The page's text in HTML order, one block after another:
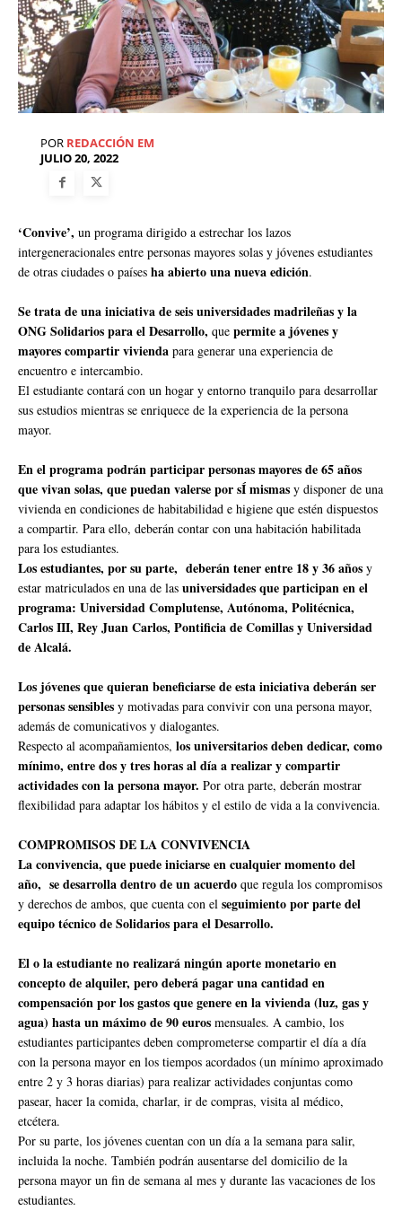
POR REDACCIÓN EM
JULIO 20, 2022
‘Convive’, un programa dirigido a estrechar los lazos
intergeneracionales entre personas mayores solas y jóvenes estudiantes
de otras ciudades o países ha abierto una nueva edición.
Se trata de una iniciativa de seis universidades madrileñas y la
ONG Solidarios para el Desarrollo, que permite a jóvenes y
mayores compartir vivienda para generar una experiencia de
encuentro e intercambio.
El estudiante contará con un hogar y entorno tranquilo para desarrollar
sus estudios mientras se enriquece de la experiencia de la persona
mayor.
En el programa podrán participar personas mayores de 65 años
que vivan solas, que puedan valerse por sÍ mismas y disponer de una
vivienda en condiciones de habitabilidad e higiene que estén dispuestos
a compartir. Para ello, deberán contar con una habitación habilitada
para los estudiantes.
Los estudiantes, por su parte, deberán tener entre 18 y 36 años y
estar matriculados en una de las universidades que participan en el
programa: Universidad Complutense, Autónoma, Politécnica,
Carlos III, Rey Juan Carlos, Pontificia de Comillas y Universidad
de Alcalá.
Los jóvenes que quieran beneficiarse de esta iniciativa deberán ser
personas sensibles y motivadas para convivir con una persona mayor,
además de comunicativos y dialogantes.
Respecto al acompañamientos, los universitarios deben dedicar, como
mínimo, entre dos y tres horas al día a realizar y compartir
actividades con la persona mayor. Por otra parte, deberán mostrar
flexibilidad para adaptar los hábitos y el estilo de vida a la convivencia.
COMPROMISOS DE LA CONVIVENCIA
La convivencia, que puede iniciarse en cualquier momento del
año, se desarrolla dentro de un acuerdo que regula los compromisos
y derechos de ambos, que cuenta con el seguimiento por parte del
equipo técnico de Solidarios para el Desarrollo.
El o la estudiante no realizará ningún aporte monetario en
concepto de alquiler, pero deberá pagar una cantidad en
compensación por los gastos que genere en la vivienda (luz, gas y
agua) hasta un máximo de 90 euros mensuales. A cambio, los
estudiantes participantes deben comprometerse compartir el día a día
con la persona mayor en los tiempos acordados (un mínimo aproximado
entre 2 y 3 horas diarias) para realizar actividades conjuntas como
pasear, hacer la comida, charlar, ir de compras, visita al médico,
etcétera.
Por su parte, los jóvenes cuentan con un día a la semana para salir,
incluida la noche. También podrán ausentarse del domicilio de la
persona mayor un fin de semana al mes y durante las vacaciones de los
estudiantes.